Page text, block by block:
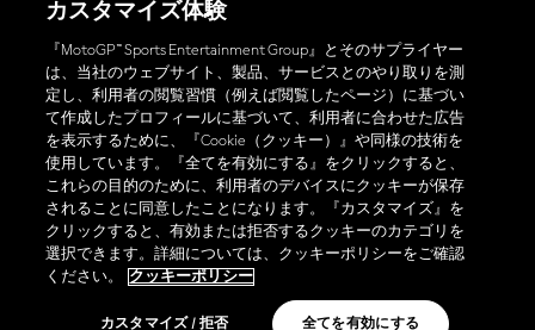
プライバシーポリシー
購入ポリシー
オフィシャルアプリ
© 2026 MotoGP Sports Entertainment Group. 全著作権所有。全ての
商標はそれぞれの所有者に帰属。
カスタマイズ体験
『MotoGP™ Sports Entertainment Group』とそのサプライヤー
は、当社のウェブサイト、製品、サービスとのやり取りを測
定し、利用者の閲覧習慣（例えば閲覧したページ）に基づい
て作成したプロフィールに基づいて、利用者に合わせた広告
を表示するために、『Cookie（クッキー）』や同様の技術を
使用しています。『全てを有効にする』をクリックすると、
これらの目的のために、利用者のデバイスにクッキーが保存
されることに同意したことになります。『カスタマイズ』を
クリックすると、有効または拒否するクッキーのカテゴリを
選択できます。詳細については、クッキーポリシーをご確認
ください。
クッキーポリシー
カスタマイズ / 拒否 全てを有効にする